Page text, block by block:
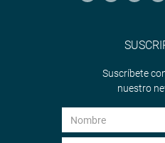
Suscríbete
nuestro